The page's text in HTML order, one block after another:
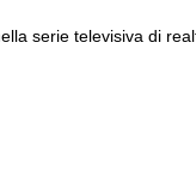
serie televisiva di